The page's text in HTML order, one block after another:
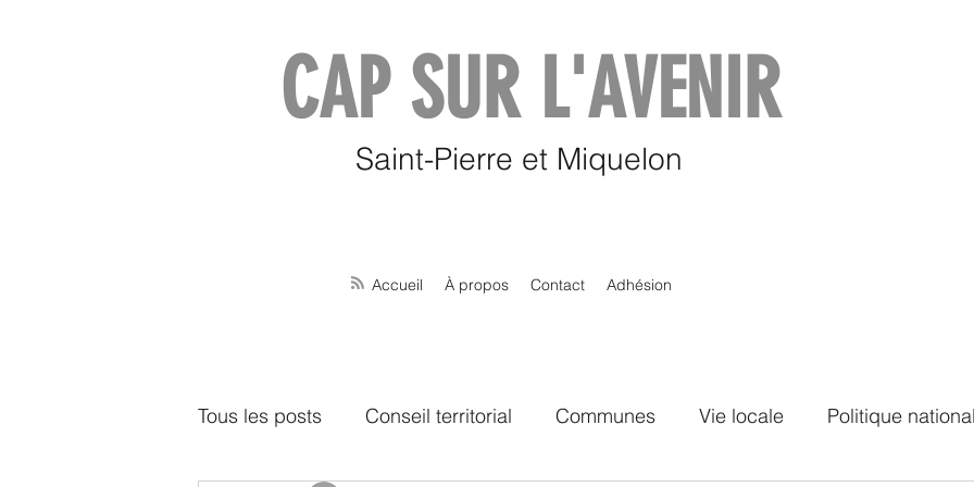
Saint-Pierre et Miquelon
CAP SUR L'AVENIR
Accueil À propos Contact Adhésion
Tous les posts Conseil territorial Communes Vie locale Politique